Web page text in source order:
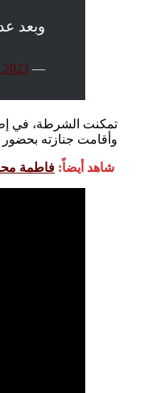
وبعد
— Hanzala (@Hanzpal2)
تمكنت الشرطة، في
وأقامت جنازته بحضور
شاهد أيضاً: فاطمة